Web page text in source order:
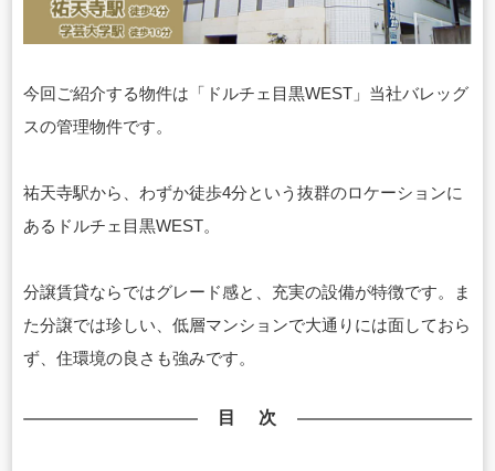
今回ご紹介する物件は「ドルチェ目黒WEST」当社バレッグ
スの管理物件です。
祐天寺駅から、わずか徒歩4分という抜群のロケーションに
あるドルチェ目黒WEST。
分譲賃貸ならではグレード感と、充実の設備が特徴です。ま
た分譲では珍しい、低層マンションで大通りには面しておら
ず、住環境の良さも強みです。
目 次